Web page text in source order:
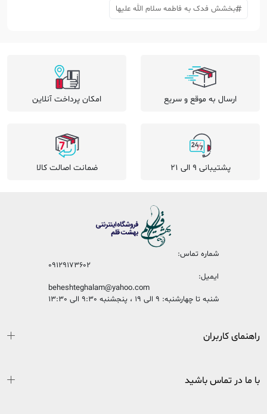
بخشش فدک به فاطمه سلام الله علیها
ارسال به موقع و سریع امکان پرداخت آنلاین
پشتیبانی 9 الی 21 ضمانت اصالت کالا
شماره تماس:
09129173602
ایمیل:
beheshteghalam@yahoo.com
شنبه تا چهارشنبه: 9 الی 19 ، پنجشنبه 9:30 الی 13:30
راهنمای کاربران
با ما در تماس باشید